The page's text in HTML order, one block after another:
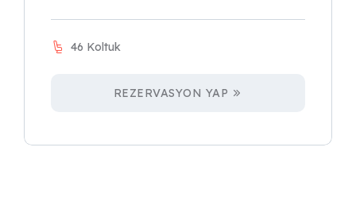
46 Koltuk
REZERVASYON YAP